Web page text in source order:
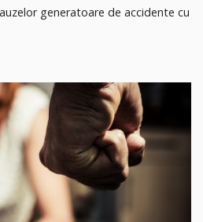
generatoare de accidente cu